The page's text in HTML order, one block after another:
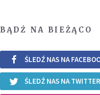
BĄDŹ NA BIEŻĄCO
ŚLEDŹ NAS NA
ŚLEDŹ NAS NA